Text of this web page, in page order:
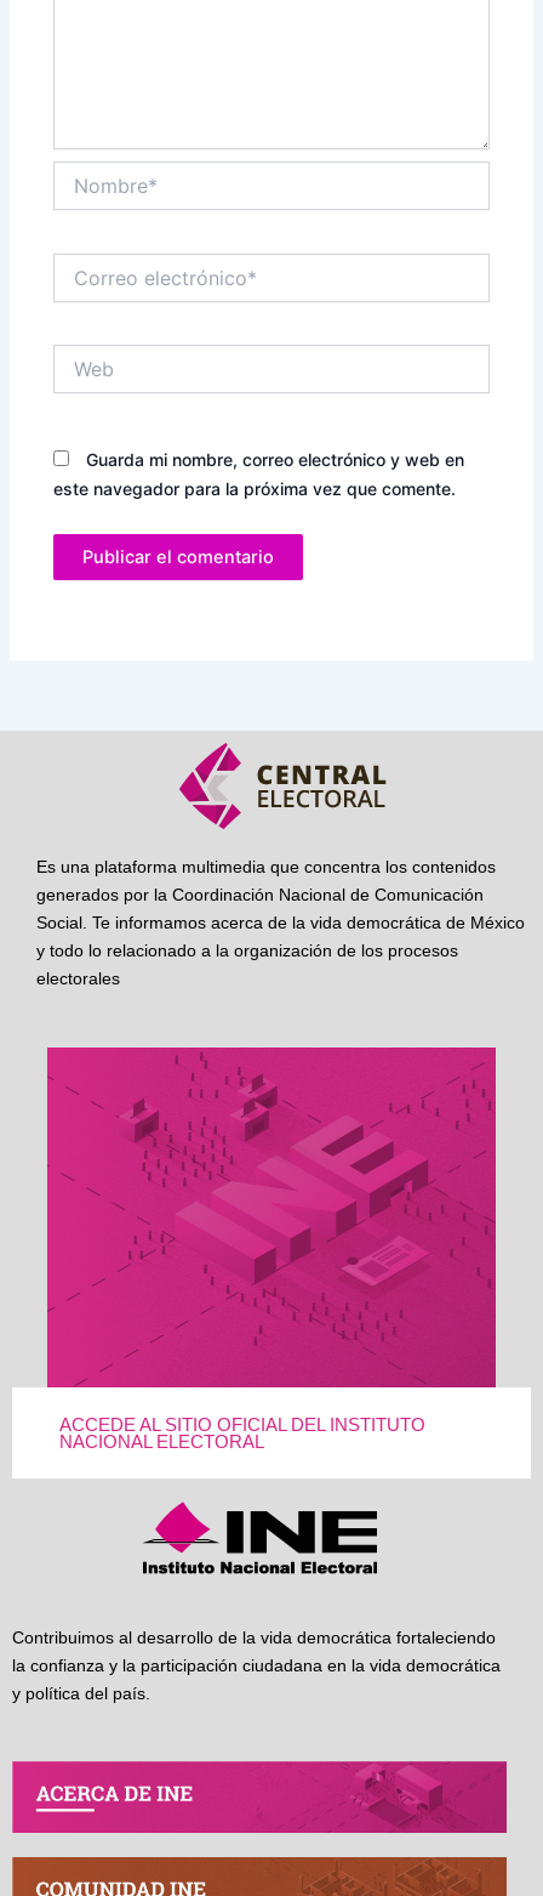
electrónico*
Guarda mi nombre, correo electrónico y web en
este navegador para la próxima vez que comente.
Es una plataforma multimedia que concentra los contenidos
generados por la Coordinación Nacional de Comunicación
Social. Te informamos acerca de la vida democrática de México
y todo lo relacionado a la organización de los procesos
electorales
ACCEDE AL SITIO OFICIAL DEL INSTITUTO
NACIONAL ELECTORAL
Contribuimos al desarrollo de la vida democrática fortaleciendo
la confianza y la participación ciudadana en la vida democrática
y política del país.